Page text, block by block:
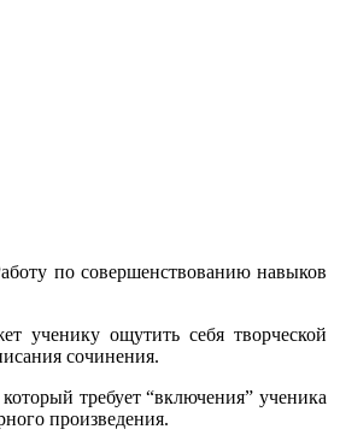
по совершенствованию навыков
ученику ощутить себя творческой
сочинения.
требует “включения” ученика
произведения.